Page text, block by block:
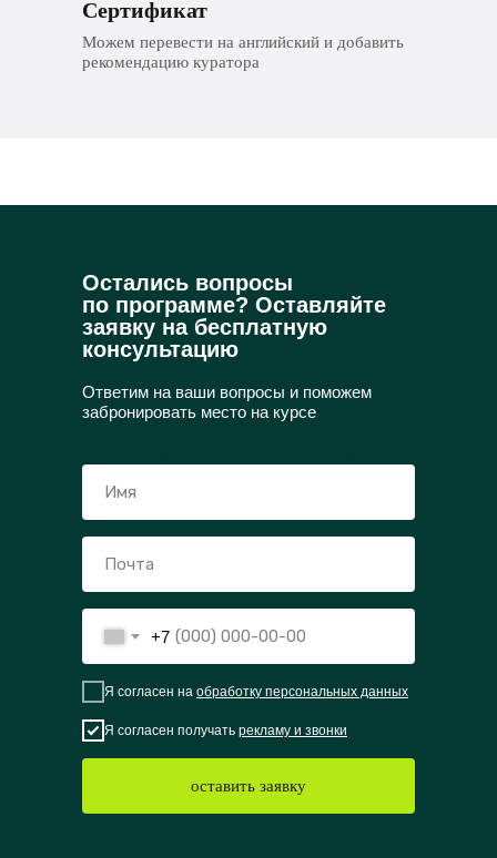
Сертификат
Можем перевести на английский и добавить
рекомендацию куратора
Остались вопросы
по программе? Оставляйте
заявку на бесплатную
консультацию
Ответим на ваши вопросы и поможем
забронировать место на курсе
+7
Я согласен на обработку персональных данных
Я согласен получать рекламу и звонки
оставить заявку